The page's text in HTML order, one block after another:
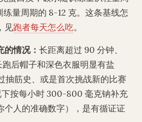
练量周期的 8-12 克。这条基线怎
见跑者每天怎么吃。
的情况： 长距离超过 90 分钟、
后帽子和深色衣服明显有盐
抽筋史、或是首次挑战新的比赛
按每小时 300-800 毫克钠补充
个人的准确数字），是有循证证